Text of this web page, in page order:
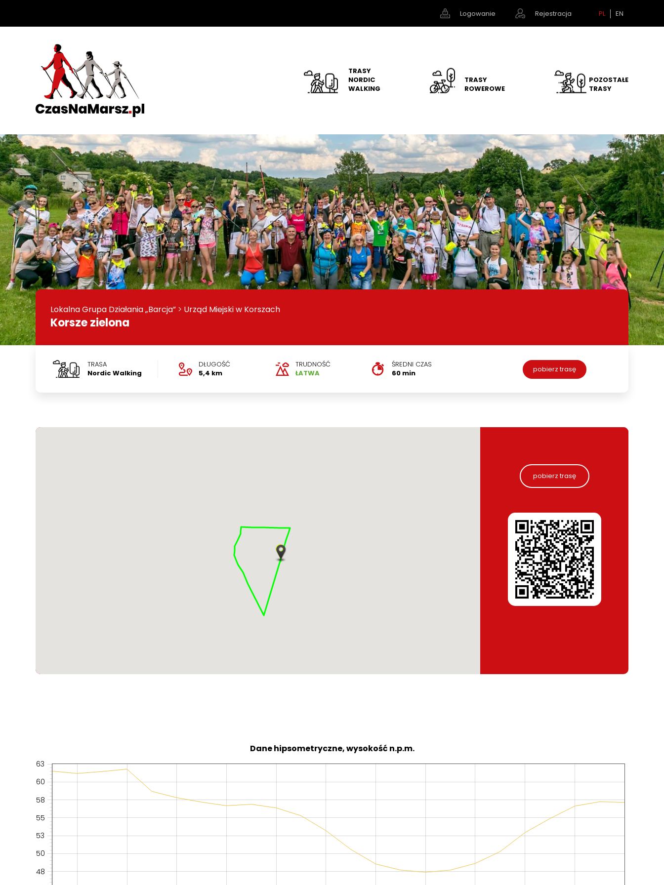
Logowanie Rejestracja PL EN
TRASY
NORDIC
WALKING
TRASY
ROWEROWE
POZOSTAŁE
TRASY
Lokalna Grupa Działania „Barcja” > Urząd Miejski w Korszach
Korsze zielona
TRASA
Nordic Walking
DŁUGOŚĆ
5,4 km
TRUDNOŚĆ
ŁATWA
ŚREDNI CZAS
60 min
pobierz trasę
pobierz trasę
Dane hipsometryczne, wysokość n.p.m.
63
48
50
53
55
58
60